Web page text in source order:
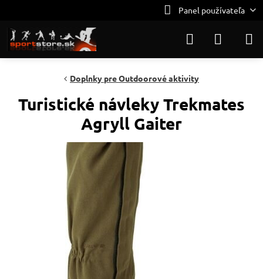
Panel používateľa
Doplnky pre Outdoorové aktivity
Turistické návleky Trekmates
Agryll Gaiter